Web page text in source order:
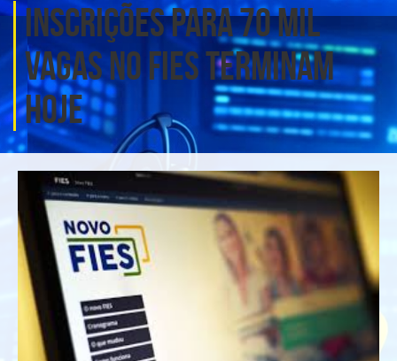
Inscrições para 70 mil
vagas no Fies terminam
hoje